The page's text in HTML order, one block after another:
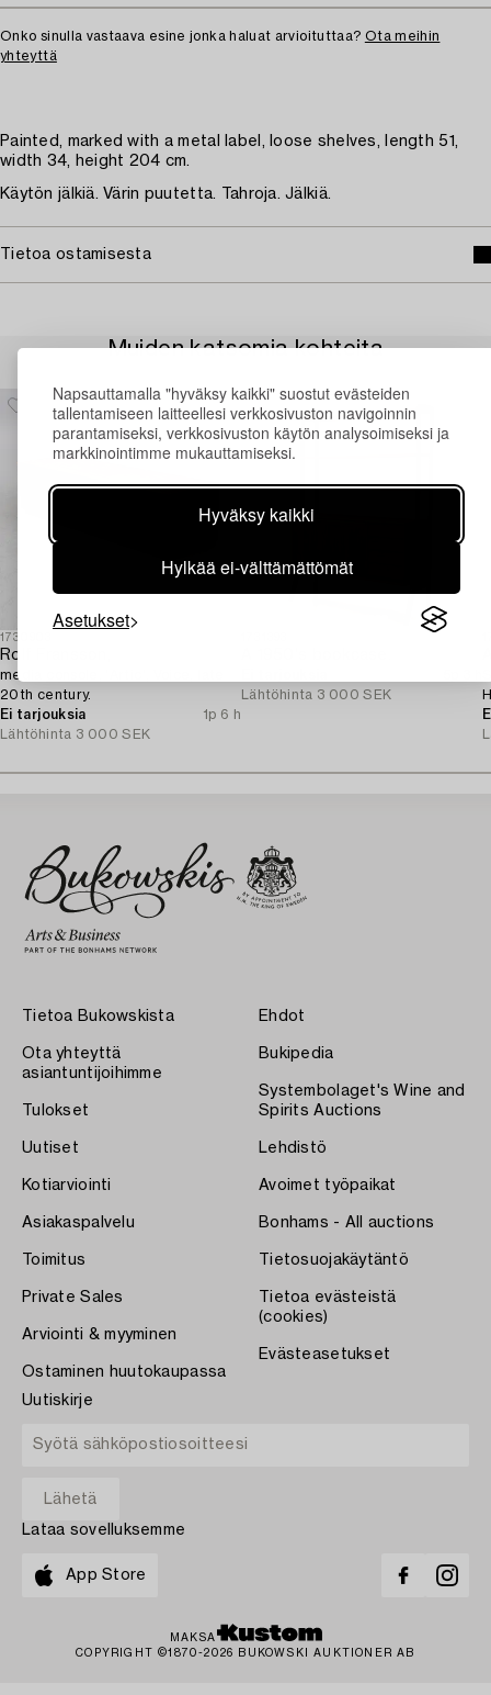
Napsauttamalla "hyväksy kaikki" suostut evästeiden
tallentamiseen laitteellesi verkkosivuston navigoinnin
parantamiseksi, verkkosivuston käytön analysoimiseksi ja
markkinointimme mukauttamiseksi.
Hyväksy kaikki
Hylkää ei-välttämättömät
Asetukset
Onko sinulla vastaava esine jonka haluat arvioituttaa? Ota meihin
yhteyttä
Painted, marked with a metal label, loose shelves, length 51,
width 34, height 204 cm.
Käytön jälkiä. Värin puutetta. Tahroja. Jälkiä.
Tietoa ostamisesta
Muiden katsomia kohteita
1730903
Rolf Fransson,
media console, 'Artic', Voice, late
20th century.
Ei tarjouksia
1p 6 h
Lähtöhinta 3 000 SEK
Lähtöhinta 3 000 SEK
Tietoa Bukowskista
Ota yhteyttä
asiantuntijoihimme
Tulokset
Uutiset
Kotiarviointi
Asiakaspalvelu
Toimitus
Private Sales
Arviointi & myyminen
Ostaminen huutokaupassa
Ehdot
Bukipedia
Systembolaget's Wine and
Spirits Auctions
Lehdistö
Avoimet työpaikat
Bonhams - All auctions
Tietosuojakäytäntö
Tietoa evästeistä
(cookies)
Evästeasetukset
Uutiskirje
Lataa sovelluksemme
App Store
MAKSA
COPYRIGHT ©1870-2026 BUKOWSKI AUKTIONER AB